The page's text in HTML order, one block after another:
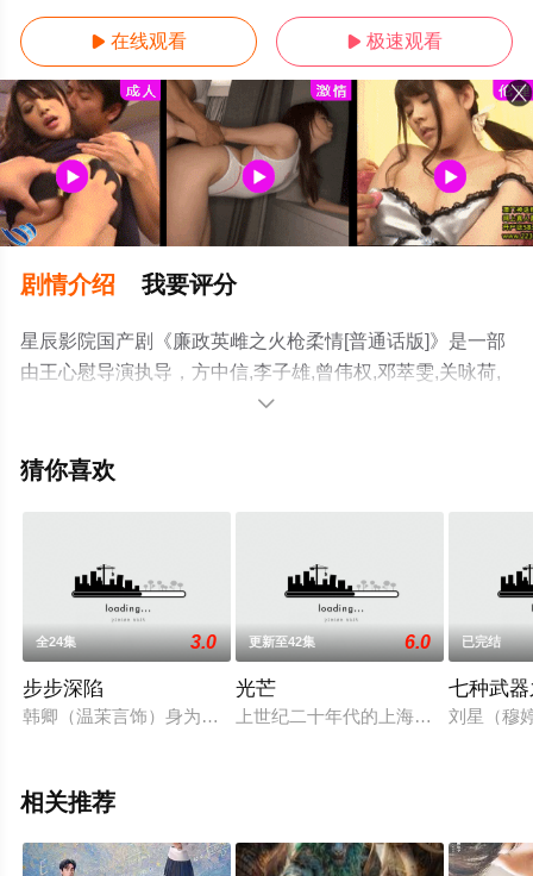
 在线观看  极速观看
剧情介绍 我要评分
星辰影院国产剧《廉政英雌之火枪柔情[普通话版]》是一部
由王心慰导演执导，方中信,李子雄,曾伟权,邓萃雯,关咏荷,
商天娥等演员精彩演绎的中国大陆电视剧，大结局剧情已
全集就上星辰电影院，热播电视剧提前免费观看，更多剧

猜你喜欢
全24集 3.0
步步深陷
韩卿（温茉言饰）身为情感劝退师，受顾客委托调查其丈夫出轨
更新至42集 6.0
光芒
上世纪二十年代的上海，干货店伙
已完结
七种武
刘星（穆
相关推荐